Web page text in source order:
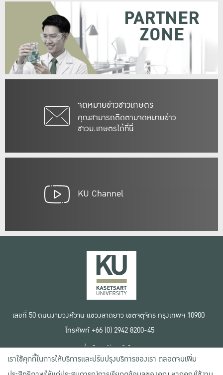
จดหมายข่าวชาวเกษตร
คุณสามารถติดตามจดหมายข่าว
ชาวม.เกษตรได้ที่นี่
PARTNER
ZONE
KU Channel
เลขที่ 50 ถนนงามวงศ์วาน แขวงลาดยาว เขตจตุจักร กรุงเทพฯ 10900
โทรศัพท์ +66 (0) 2942 8200-45
เงื่อนไขการใช้งานเว็บไซต์
ข้อตกลงด้านสิทธิ์ใช้งาน
นโยบายความเป็นส่วนตัว
เราใช้คุกกี้ในการให้บริการและปรับปรุงบริการของเรา ตลอดจนเพิ่ม